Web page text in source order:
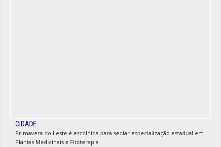
CIDADE
Primavera do Leste é escolhida para sediar especialização estadual em
Plantas Medicinais e Fitoterapia